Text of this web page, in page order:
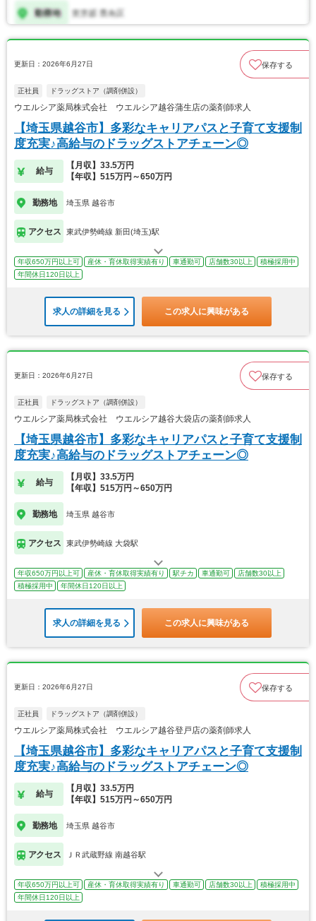
更新日：2026年6月27日 保存する
正社員 ドラッグストア（調剤併設）
ウエルシア薬局株式会社 ウエルシア越谷蒲生店の薬剤師求人
【埼玉県越谷市】多彩なキャリアパスと子育て支援制
度充実♪高給与のドラッグストアチェーン◎
給与
【月収】33.5万円
【年収】515万円～650万円
勤務地 埼玉県 越谷市
アクセス 東武伊勢崎線 新田(埼玉)駅
年収650万円以上可 産休・育休取得実績有り 車通勤可 店舗数30以上
積極採用中
年間休日120日以上
求人の詳細を見る この求人に興味がある
更新日：2026年6月27日 保存する
正社員 ドラッグストア（調剤併設）
ウエルシア薬局株式会社 ウエルシア越谷大袋店の薬剤師求人
【埼玉県越谷市】多彩なキャリアパスと子育て支援制
度充実♪高給与のドラッグストアチェーン◎
給与
【月収】33.5万円
【年収】515万円～650万円
勤務地 埼玉県 越谷市
アクセス 東武伊勢崎線 大袋駅
年収650万円以上可 産休・育休取得実績有り 駅チカ 車通勤可
店舗数30以上
積極採用中
年間休日120日以上
求人の詳細を見る この求人に興味がある
更新日：2026年6月27日 保存する
正社員 ドラッグストア（調剤併設）
ウエルシア薬局株式会社 ウエルシア越谷登戸店の薬剤師求人
【埼玉県越谷市】多彩なキャリアパスと子育て支援制
度充実♪高給与のドラッグストアチェーン◎
給与
【月収】33.5万円
【年収】515万円～650万円
勤務地 埼玉県 越谷市
アクセス ＪＲ武蔵野線 南越谷駅
年収650万円以上可 産休・育休取得実績有り 車通勤可 店舗数30以上
積極採用中
年間休日120日以上